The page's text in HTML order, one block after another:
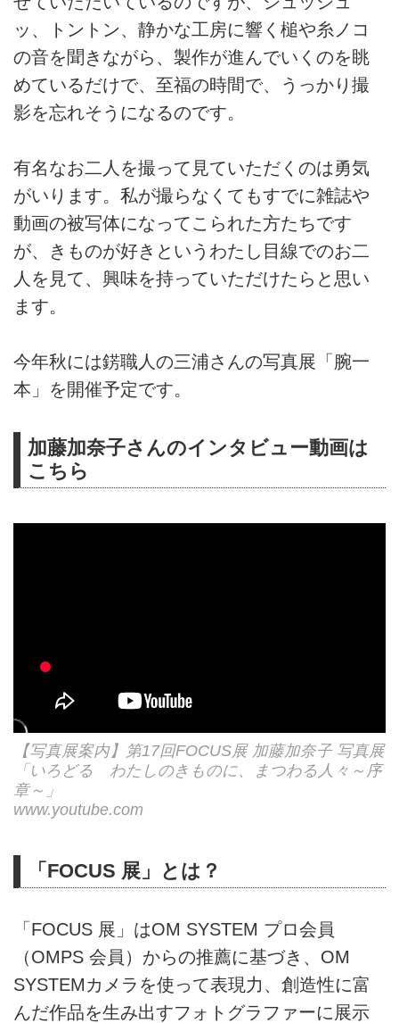
ッ、トントン、静かな工房に響く槌や糸ノコ
の音を聞きながら、製作が進んでいくのを眺
めているだけで、至福の時間で、うっかり撮
影を忘れそうになるのです。
有名なお二人を撮って見ていただくのは勇気
がいります。私が撮らなくてもすでに雑誌や
動画の被写体になってこられた方たちです
が、きものが好きというわたし目線でのお二
人を見て、興味を持っていただけたらと思い
ます。
今年秋には錺職人の三浦さんの写真展「腕一
本」を開催予定です。
加藤加奈子さんのインタビュー動画は
こちら
【写真展案内】第17回FOCUS展 加藤加奈子 写真展
「いろどる わたしのきものに、まつわる人々～序
章～」
www.youtube.com
「FOCUS 展」とは？
「FOCUS 展」はOM SYSTEM プロ会員
（OMPS 会員）からの推薦に基づき、OM
SYSTEMカメラを使って表現力、創造性に富
んだ作品を生み出すフォトグラファーに展示